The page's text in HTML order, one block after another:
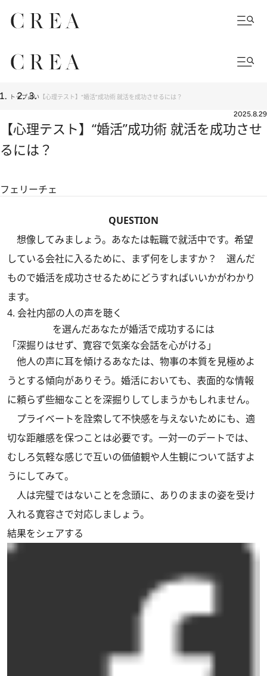
トップ占い 【心理テスト】“婚活”成功術 就活を成功させるには？
2025.8.29
【心理テスト】“婚活”成功術 就活を成功させ
るには？
フェリーチェ
QUESTION
想像してみましょう。あなたは転職で就活中です。希望
している会社に入るために、まず何をしますか？ 選んだ
もので婚活を成功させるためにどうすればいいかがわかり
ます。
4. 会社内部の人の声を聴く
を選んだあなたが婚活で成功するには
「深掘りはせず、寛容で気楽な会話を心がける」
他人の声に耳を傾けるあなたは、物事の本質を見極めよ
うとする傾向がありそう。婚活においても、表面的な情報
に頼らず些細なことを深掘りしてしまうかもしれません。
プライベートを詮索して不快感を与えないためにも、適
切な距離感を保つことは必要です。一対一のデートでは、
むしろ気軽な感じで互いの価値観や人生観について話すよ
うにしてみて。
人は完璧ではないことを念頭に、ありのままの姿を受け
入れる寛容さで対応しましょう。
結果をシェアする